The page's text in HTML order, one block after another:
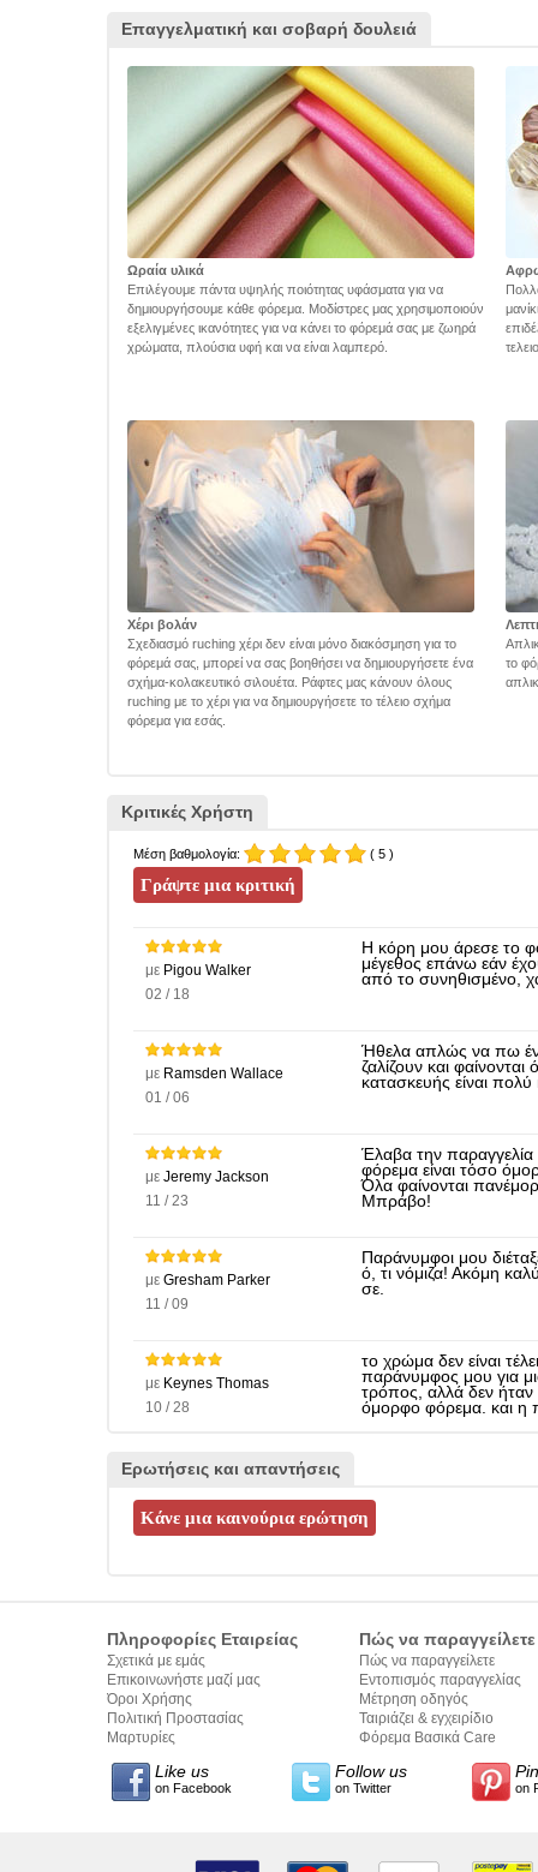
Επαγγελματική και σοβαρή δουλειά
Ωραία υλικά
Επιλέγουμε πάντα υψηλής ποιότητας υφάσματα για να
δημιουργήσουμε κάθε φόρεμα. Μοδίστρες μας χρησιμοποιούν
εξελιγμένες ικανότητες για να κάνει το φόρεμά σας με ζωηρά
χρώματα, πλούσια υφή και να είναι λαμπερό.
Χέρι βολάν
Σχεδιασμό ruching χέρι δεν είναι μόνο διακόσμηση για το
φόρεμά σας, μπορεί να σας βοηθήσει να δημιουργήσετε ένα
σχήμα-κολακευτικό σιλουέτα. Ράφτες μας κάνουν όλους
ruching με το χέρι για να δημιουργήσετε το τέλειο σχήμα
φόρεμα για εσάς.
το
Κριτικές Χρήστη
Μέση βαθμολογία: ( 5 )
με Pigou Walker
02 / 18
Η κόρη μου άρεσε το
μέγεθος επάνω εάν
από το συνηθισμένο,
με Ramsden Wallace
01 / 06
Ήθελα απλώς να πω
ζαλίζουν και
κατασκευής είναι
με Jeremy Jackson
11 / 23
Έλαβα την
φόρεμα είναι τόσο
Όλα φαίνονται
Μπράβο!
με Gresham Parker
11 / 09
Παράνυμφοι μου
ό, τι νόμιζα! Ακόμη
σε.
με Keynes Thomas
10 / 28
το χρώμα δεν είναι
παράνυμφος μου για
τρόπος, αλλά δεν
όμορφο φόρεμα. και η
Ερωτήσεις και απαντήσεις
Πληροφορίες Εταιρείας
Σχετικά με εμάς
Επικοινωνήστε μαζί μας
Όροι Χρήσης
Πολιτική Προστασίας
Προσωπικών Δεδομένων
Μαρτυρίες
Πώς να παραγγείλετε
Πώς να παραγγείλετε
Εντοπισμός παραγγελίας
Μέτρηση οδηγός
Ταιριάζει & εγχειρίδιο
σύνταξης κειμένων
Φόρεμα Βασικά Care
Like us
on Facebook
Follow us
on Twitter on